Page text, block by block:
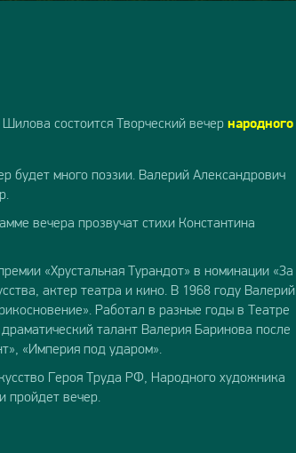
состоится Творческий вечер народного
будет много поэзии. Валерий Александрович
вечера прозвучат стихи Константина
«Хрустальная Турандот» в номинации «За
актер театра и кино. В 1968 году Валерий
Работал в разные годы в Театре
талант Валерия Баринова после
«Империя под ударом».
Героя Труда РФ, Народного художника
пройдет вечер.